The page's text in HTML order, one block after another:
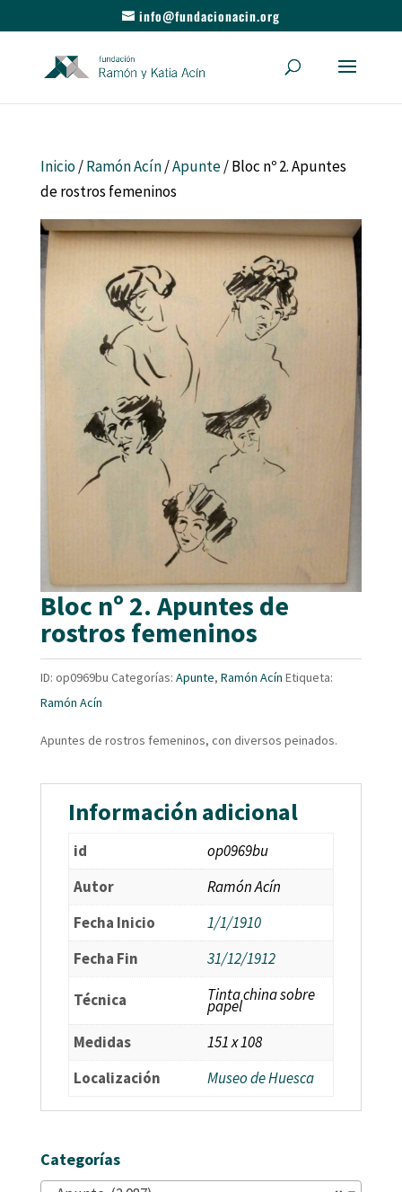
info@fundacionacin.org
Inicio/Ramón Acín/Apunte/ Bloc nº 2. Apuntes
de rostros femeninos
Bloc nº 2. Apuntes de
rostros femeninos
ID: op0969bu Categorías: Apunte, Ramón Acín Etiqueta:
Ramón Acín
Apuntes de rostros femeninos, con diversos peinados.
Información adicional
id
op0969bu
Autor
Ramón Acín
Fecha Inicio
1/1/1910
Fecha Fin
31/12/1912
Técnica Tinta china sobre
papel
Medidas
151 x 108
Localización
Museo de Huesca
Categorías